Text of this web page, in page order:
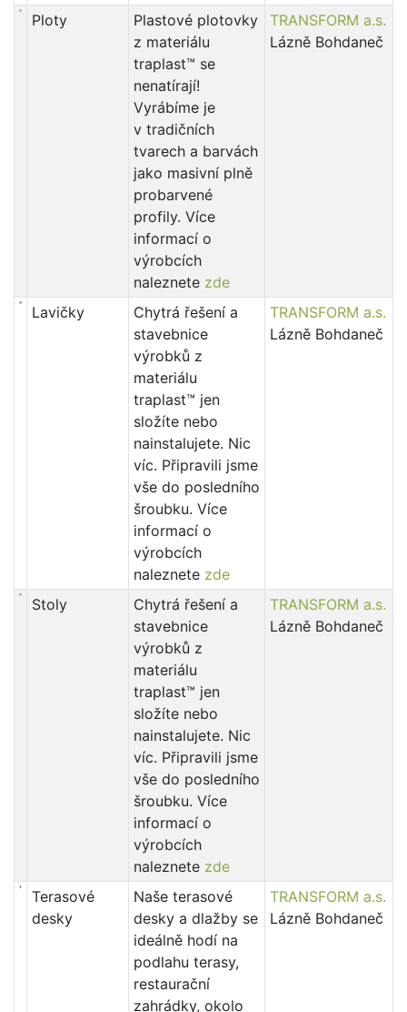
Ploty
Plastové plotovky
z materiálu
traplast™ se
nenatírají!
Vyrábíme je
v tradičních
tvarech a barvách
jako masivní plně
probarvené
profily. Více
informací o
výrobcích
naleznete zde
TRANSFORM a.s.
Lázně Bohdaneč
Lavičky
Chytrá řešení a
stavebnice
výrobků z
materiálu
traplast™ jen
složíte nebo
nainstalujete. Nic
víc. Připravili jsme
vše do posledního
šroubku. Více
informací o
výrobcích
naleznete zde
TRANSFORM a.s.
Lázně Bohdaneč
Stoly
Chytrá řešení a
stavebnice
výrobků z
materiálu
traplast™ jen
složíte nebo
nainstalujete. Nic
víc. Připravili jsme
vše do posledního
šroubku. Více
informací o
výrobcích
naleznete zde
TRANSFORM a.s.
Lázně Bohdaneč
Terasové
desky
Naše terasové
desky a dlažby se
ideálně hodí na
podlahu terasy,
restaurační
zahrádky, okolo
TRANSFORM a.s.
Lázně Bohdaneč